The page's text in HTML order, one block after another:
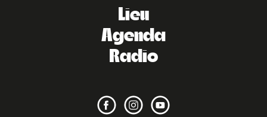
Lieu
Agenda
Radio